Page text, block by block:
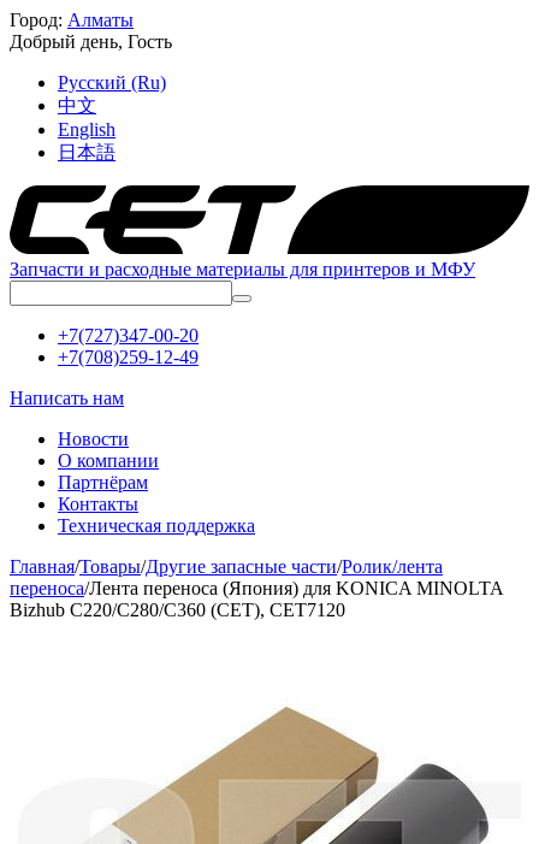
Город: Алматы
Добрый день, Гость
Русский (Ru)
中文
English
日本語
Запчасти и расходные материалы для принтеров и МФУ
+7(727)347-00-20
+7(708)259-12-49
Написать нам
Новости
О компании
Партнёрам
Контакты
Техническая поддержка
Главная/Товары/Другие запасные части/Ролик/лента
переноса/Лента переноса (Япония) для KONICA MINOLTA
Bizhub C220/C280/C360 (CET), CET7120